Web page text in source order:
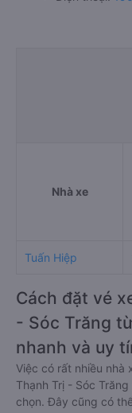
Nhà xe
Tuấn Hiệp
Cách đặt vé
- Sóc Trăng
nhanh và uy
Việc có rất nhiều nhà
Thạnh Trị - Sóc
chọn. Đây cũng có